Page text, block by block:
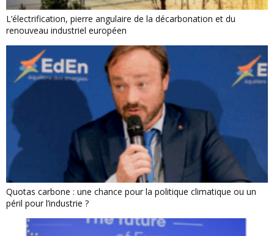
L’électrification, pierre angulaire de la décarbonation et du
renouveau industriel européen
Quotas carbone : une chance pour la politique climatique ou un
péril pour l’industrie ?